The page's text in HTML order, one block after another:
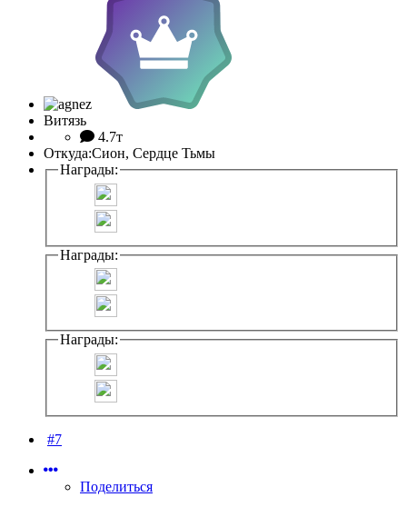
Витязь
4.7т
Откуда:Сион, Сердце Тьмы
Награды:
Награды:
Награды:
#7
Поделиться